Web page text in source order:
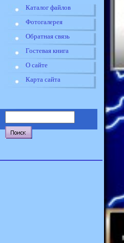
Каталог файлов
Фотогалерея
Обратная связь
Гостевая книга
О сайте
Карта сайта